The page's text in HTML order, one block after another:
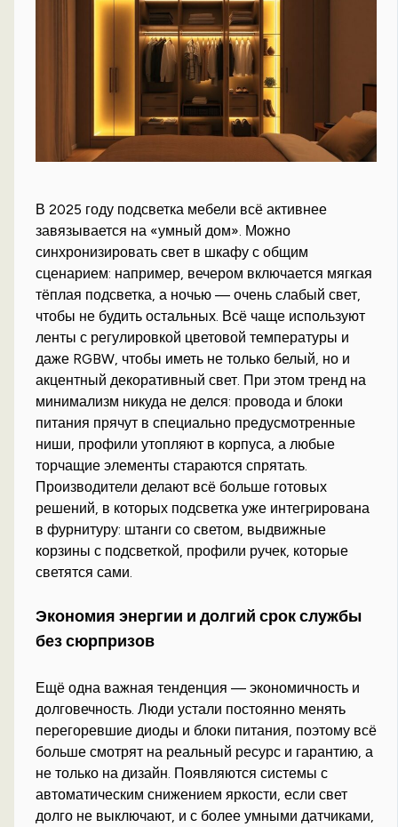
В 2025 году подсветка мебели всё активнее
завязывается на «умный дом». Можно
синхронизировать свет в шкафу с общим
сценарием: например, вечером включается мягкая
тёплая подсветка, а ночью — очень слабый свет,
чтобы не будить остальных. Всё чаще используют
ленты с регулировкой цветовой температуры и
даже RGBW, чтобы иметь не только белый, но и
акцентный декоративный свет. При этом тренд на
минимализм никуда не делся: провода и блоки
питания прячут в специально предусмотренные
ниши, профили утопляют в корпуса, а любые
торчащие элементы стараются спрятать.
Производители делают всё больше готовых
решений, в которых подсветка уже интегрирована
в фурнитуру: штанги со светом, выдвижные
корзины с подсветкой, профили ручек, которые
светятся сами.
Экономия энергии и долгий срок службы
без сюрпризов
Ещё одна важная тенденция — экономичность и
долговечность. Люди устали постоянно менять
перегоревшие диоды и блоки питания, поэтому всё
больше смотрят на реальный ресурс и гарантию, а
не только на дизайн. Появляются системы с
автоматическим снижением яркости, если свет
долго не выключают, и с более умными датчиками,